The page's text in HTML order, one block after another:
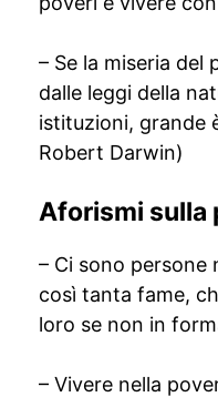
– Se la miseria del
dalle leggi della
istituzioni, grande
Robert Darwin)
Aforismi sulla
– Ci sono persone
così tanta fame,
loro se non in
– Vivere nella